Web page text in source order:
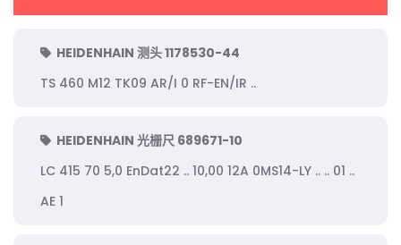
HEIDENHAIN 测头 1178530-44
TS 460 M12 TK09 AR/I 0 RF-EN/IR ..
HEIDENHAIN 光栅尺 689671-10
LC 415 70 5,0 EnDat22 .. 10,00 12A 0MS14-LY .. .. 01 ..
AE 1